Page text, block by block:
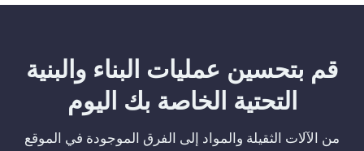
قم بتحسين عمليات البناء والبنية
التحتية الخاصة بك اليوم
من الآلات الثقيلة والمواد إلى الفرق الموجودة في الموقع